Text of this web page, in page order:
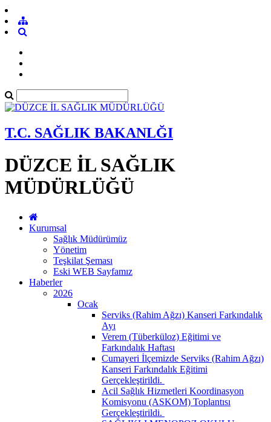
T.C. SAĞLIK BAKANLĞI
DÜZCE İL SAĞLIK
MÜDÜRLÜĞÜ
Kurumsal
Sağlık Müdürümüz
Yönetim
Teşkilat Şeması
Eski WEB Sayfamız
Haberler
2026
Ocak
Serviks (Rahim Ağzı) Kanseri Farkındalık
Ayı
Verem (Tüberküloz) Eğitimi ve
Farkındalık Haftası
Cumayeri İlçemizde Serviks (Rahim Ağzı)
Kanseri Farkındalık Eğitimi
Gerçekleştirildi. ​
Acil Sağlık Hizmetleri Koordinasyon
Komisyonu (ASKOM) Toplantısı
Gerçekleştirildi. ​